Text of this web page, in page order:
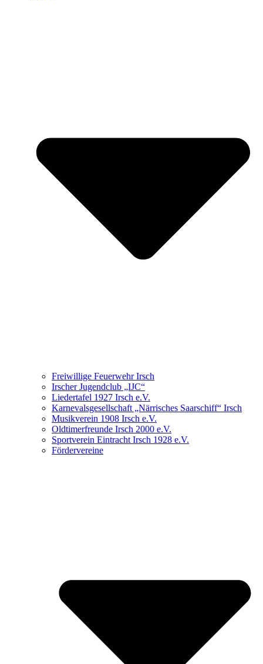
Freiwillige Feuerwehr Irsch
Irscher Jugendclub „IJC“
Liedertafel 1927 Irsch e.V.
Karnevalsgesellschaft „Närrisches Saarschiff“ Irsch
Musikverein 1908 Irsch e.V.
Oldtimerfreunde Irsch 2000 e.V.
Sportverein Eintracht Irsch 1928 e.V.
Fördervereine